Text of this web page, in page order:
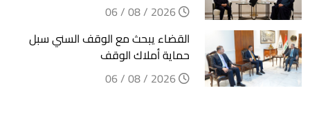
القضاء يبحث مع الوقف السني سبل
حماية أملاك الوقف